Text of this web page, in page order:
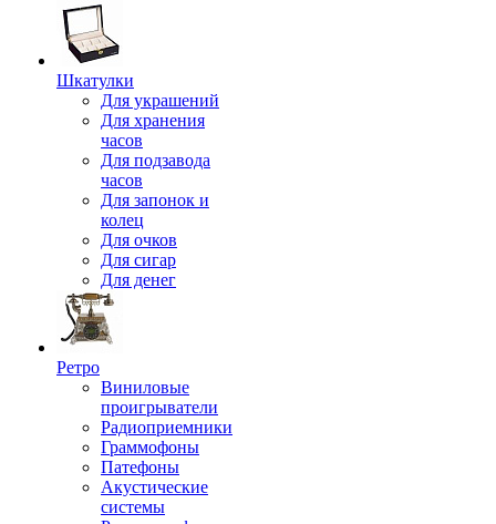
Шкатулки
Для украшений
Для хранения
часов
Для подзавода
часов
Для запонок и
колец
Для очков
Для сигар
Для денег
Ретро
Виниловые
проигрыватели
Радиоприемники
Граммофоны
Патефоны
Акустические
системы